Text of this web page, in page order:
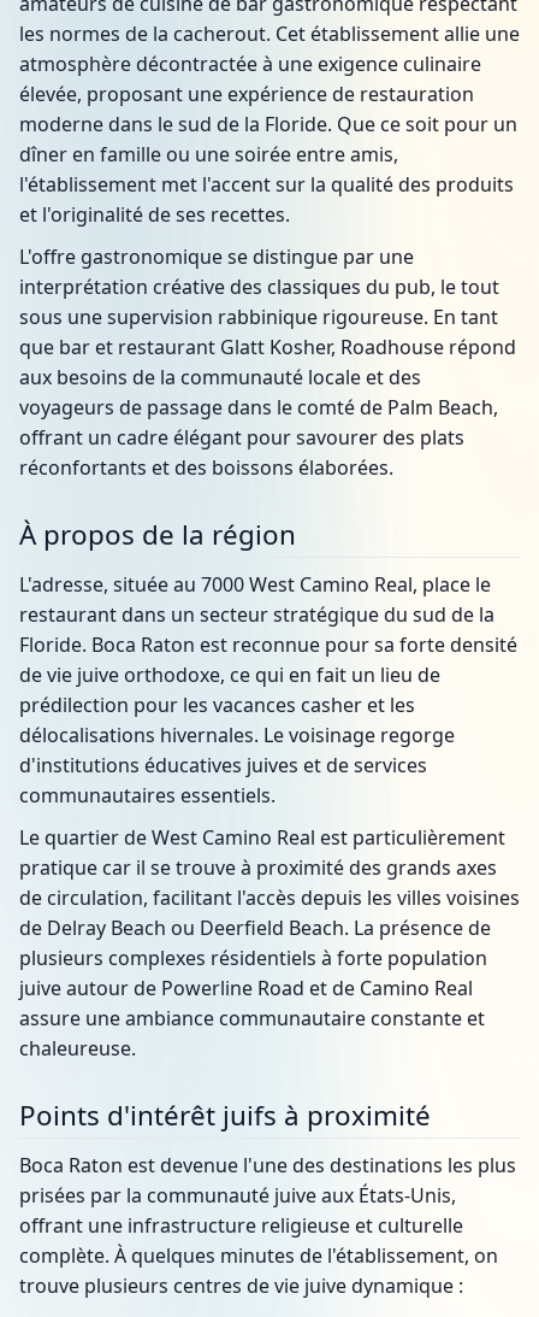
les normes de la cacherout. Cet établissement allie une
atmosphère décontractée à une exigence culinaire
élevée, proposant une expérience de restauration
moderne dans le sud de la Floride. Que ce soit pour un
dîner en famille ou une soirée entre amis,
l'établissement met l'accent sur la qualité des produits
et l'originalité de ses recettes.
L'offre gastronomique se distingue par une
interprétation créative des classiques du pub, le tout
sous une supervision rabbinique rigoureuse. En tant
que bar et restaurant Glatt Kosher, Roadhouse répond
aux besoins de la communauté locale et des
voyageurs de passage dans le comté de Palm Beach,
offrant un cadre élégant pour savourer des plats
réconfortants et des boissons élaborées.
À propos de la région
L'adresse, située au 7000 West Camino Real, place le
restaurant dans un secteur stratégique du sud de la
Floride. Boca Raton est reconnue pour sa forte densité
de vie juive orthodoxe, ce qui en fait un lieu de
prédilection pour les vacances casher et les
délocalisations hivernales. Le voisinage regorge
d'institutions éducatives juives et de services
communautaires essentiels.
Le quartier de West Camino Real est particulièrement
pratique car il se trouve à proximité des grands axes
de circulation, facilitant l'accès depuis les villes voisines
de Delray Beach ou Deerfield Beach. La présence de
plusieurs complexes résidentiels à forte population
juive autour de Powerline Road et de Camino Real
assure une ambiance communautaire constante et
chaleureuse.
Points d'intérêt juifs à proximité
Boca Raton est devenue l'une des destinations les plus
prisées par la communauté juive aux États-Unis,
offrant une infrastructure religieuse et culturelle
complète. À quelques minutes de l'établissement, on
trouve plusieurs centres de vie juive dynamique :